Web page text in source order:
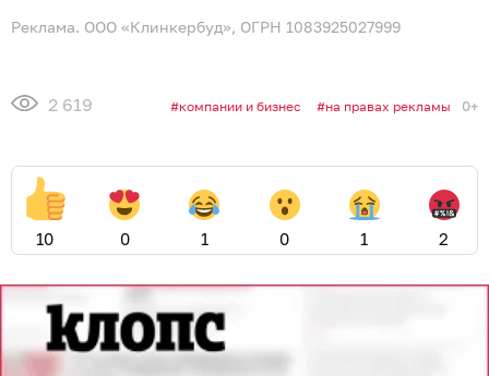
Реклама. ООО «Клинкербуд», ОГРН 1083925027999
2 619 компании и бизнес на правах рекламы 0+
10 0 1 0 1 2